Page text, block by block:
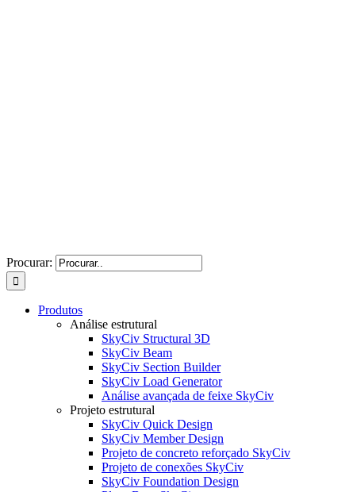
Procurar:
Produtos
Análise estrutural
SkyCiv Structural 3D
SkyCiv Beam
SkyCiv Section Builder
SkyCiv Load Generator
Análise avançada de feixe SkyCiv
Projeto estrutural
SkyCiv Quick Design
SkyCiv Member Design
Projeto de concreto reforçado SkyCiv
Projeto de conexões SkyCiv
SkyCiv Foundation Design